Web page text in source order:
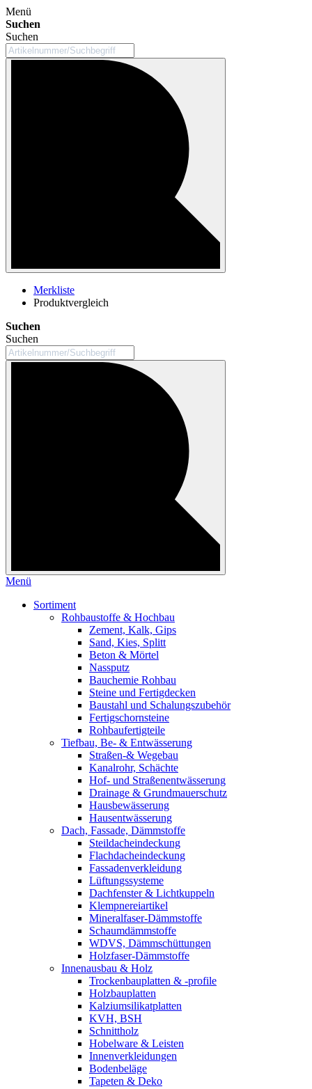
Menü
Suchen
Suchen
Merkliste
Produktvergleich
Suchen
Suchen
Menü
Sortiment
Rohbaustoffe & Hochbau
Zement, Kalk, Gips
Sand, Kies, Splitt
Beton & Mörtel
Nassputz
Bauchemie Rohbau
Steine und Fertigdecken
Baustahl und Schalungszubehör
Fertigschornsteine
Rohbaufertigteile
Tiefbau, Be- & Entwässerung
Straßen-& Wegebau
Kanalrohr, Schächte
Hof- und Straßenentwässerung
Drainage & Grundmauerschutz
Hausbewässerung
Hausentwässerung
Dach, Fassade, Dämmstoffe
Steildacheindeckung
Flachdacheindeckung
Fassadenverkleidung
Lüftungssysteme
Dachfenster & Lichtkuppeln
Klempnereiartikel
Mineralfaser-Dämmstoffe
Schaumdämmstoffe
WDVS, Dämmschüttungen
Holzfaser-Dämmstoffe
Innenausbau & Holz
Trockenbauplatten & -profile
Holzbauplatten
Kalziumsilikatplatten
KVH, BSH
Schnittholz
Hobelware & Leisten
Innenverkleidungen
Bodenbeläge
Tapeten & Deko